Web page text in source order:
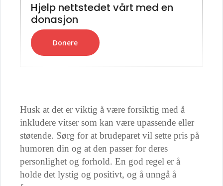
Hjelp nettstedet vårt med en
donasjon
Donere
Husk at det er viktig å være forsiktig med å
inkludere vitser som kan være upassende eller
støtende. Sørg for at brudeparet vil sette pris på
humoren din og at den passer for deres
personlighet og forhold. En god regel er å
holde det lystig og positivt, og å unngå å